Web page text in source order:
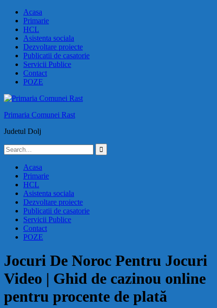
Skip
content
Acasa
Primarie
HCL
Asistenta sociala
Dezvoltare proiecte
Publicatii de casatorie
Servicii Publice
Contact
POZE
Primaria Comunei Rast
Judetul Dolj
Search
for:
Acasa
Primarie
HCL
Asistenta sociala
Dezvoltare proiecte
Publicatii de casatorie
Servicii Publice
Contact
POZE
Jocuri De Noroc Pentru Jocuri
Video | Ghid de cazinou online
pentru procente de plată